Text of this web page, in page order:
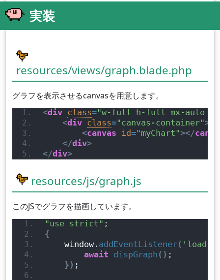
実装
resources/views/graph.blade.php
グラフを表示させるcanvasを用意します。
<div class="w-full h-full mx-auto
<div class="canvas-container">
<canvas id="myChart"></
</div>
</div>
resources/js/graph.js
このJSでグラフを描画しています。
"use strict" ;
{
window. addEventListener( 'load'
await dispGraph ( ) ;
} ) ;